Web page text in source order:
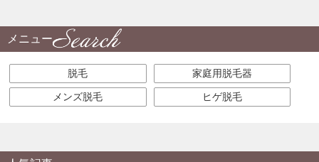
メニュー
脱毛 家庭用脱毛器
メンズ脱毛 ヒゲ脱毛